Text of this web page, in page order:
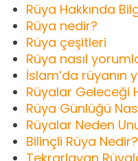
Rüya Hakkında
Rüya nedir?
Rüya çeşitleri
Rüya nasıl
İslam’da rüyanın
Rüyalar Geleceği
Rüya Günlüğü
Rüyalar Neden
Bilinçli Rüya Nedir?